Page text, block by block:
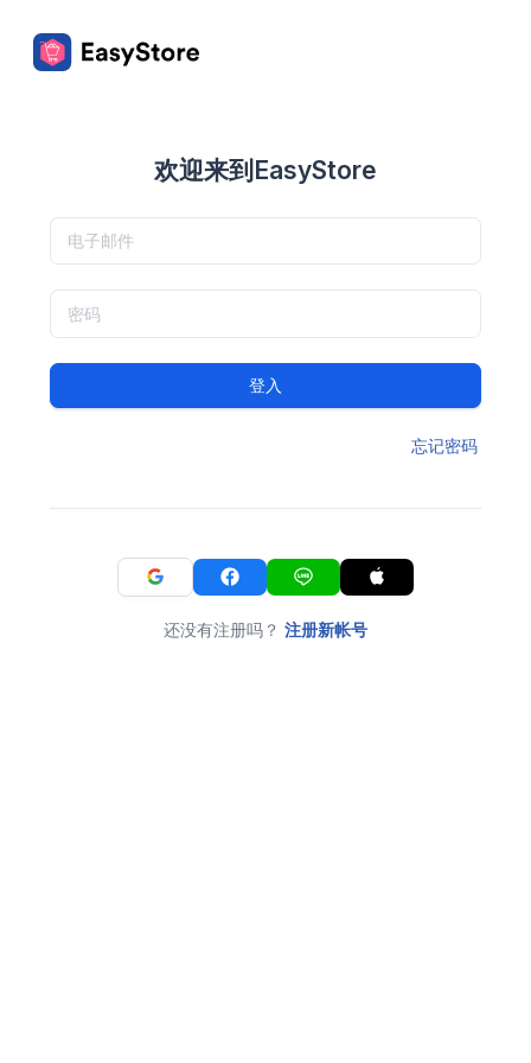
欢迎来到EasyStore
登入
忘记密码
还没有注册吗？ 注册新帐号